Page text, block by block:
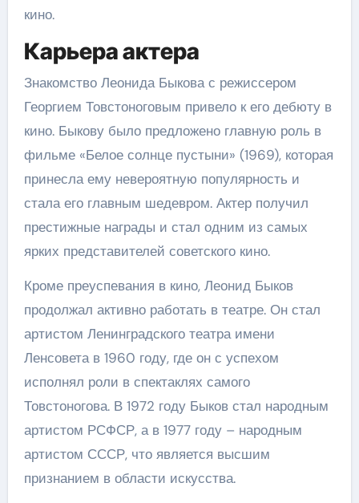
кино.
Карьера актера
Знакомство Леонида Быкова с режиссером
Георгием Товстоноговым привело к его дебюту в
кино. Быкову было предложено главную роль в
фильме «Белое солнце пустыни» (1969), которая
принесла ему невероятную популярность и
стала его главным шедевром. Актер получил
престижные награды и стал одним из самых
ярких представителей советского кино.
Кроме преуспевания в кино, Леонид Быков
продолжал активно работать в театре. Он стал
артистом Ленинградского театра имени
Ленсовета в 1960 году, где он с успехом
исполнял роли в спектаклях самого
Товстоногова. В 1972 году Быков стал народным
артистом РСФСР, а в 1977 году – народным
артистом СССР, что является высшим
признанием в области искусства.